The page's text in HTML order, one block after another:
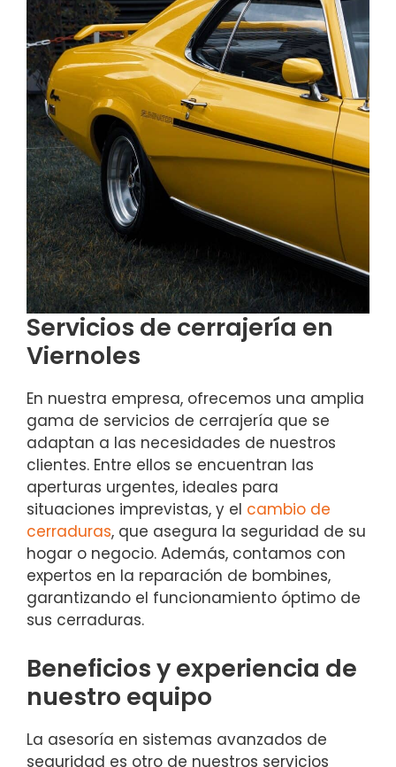
Servicios de cerrajería en
Viernoles
En nuestra empresa, ofrecemos una amplia
gama de servicios de cerrajería que se
adaptan a las necesidades de nuestros
clientes. Entre ellos se encuentran las
aperturas urgentes, ideales para
situaciones imprevistas, y el cambio de
cerraduras, que asegura la seguridad de su
hogar o negocio. Además, contamos con
expertos en la reparación de bombines,
garantizando el funcionamiento óptimo de
sus cerraduras.
Beneficios y experiencia de
nuestro equipo
La asesoría en sistemas avanzados de
seguridad es otro de nuestros servicios